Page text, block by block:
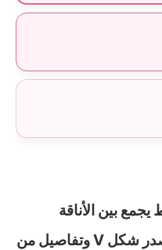
بسيط يجمع بين الأناقة
والنعومة. يتميز بفتحة على الصدر شكل V وتفاصيل من